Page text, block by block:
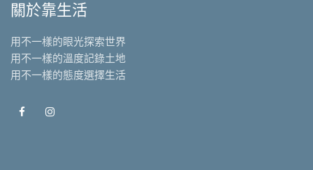
關於靠生活
用不一樣的眼光探索世界
用不一樣的溫度記錄土地
用不一樣的態度選擇生活